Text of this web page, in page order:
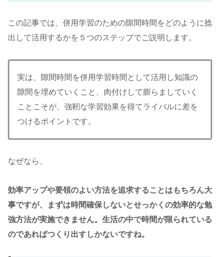
この記事では、併用学習のための隙間時間をどのように捻
出して活用するかを５つのステップでご説明します。
実は、隙間時間を併用学習時間として活用し知識の
隙間を埋めていくこと、肉付けして膨らましていく
ことこそが、強靭な学習効果を得てライバルに差を
つけるポイントです。
なぜなら、
効率アップや要領のよい方法を追求することはもちろん大
事ですが、まずは時間確保しないとせっかくの効率的な勉
強方法が実施できません。生活の中で時間が限られている
のであればつくり出すしかないですね。